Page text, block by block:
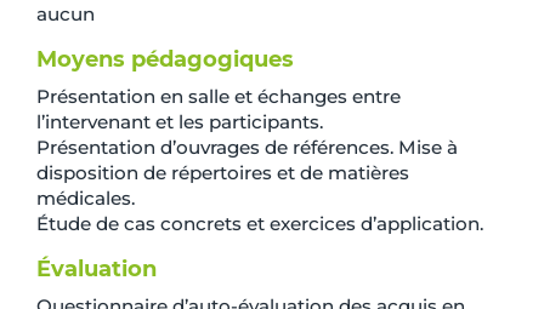
aucun
Moyens pédagogiques
Présentation en salle et échanges entre
l’intervenant et les participants.
Présentation d’ouvrages de références. Mise à
disposition de répertoires et de matières
médicales.
Étude de cas concrets et exercices d’application.
Évaluation